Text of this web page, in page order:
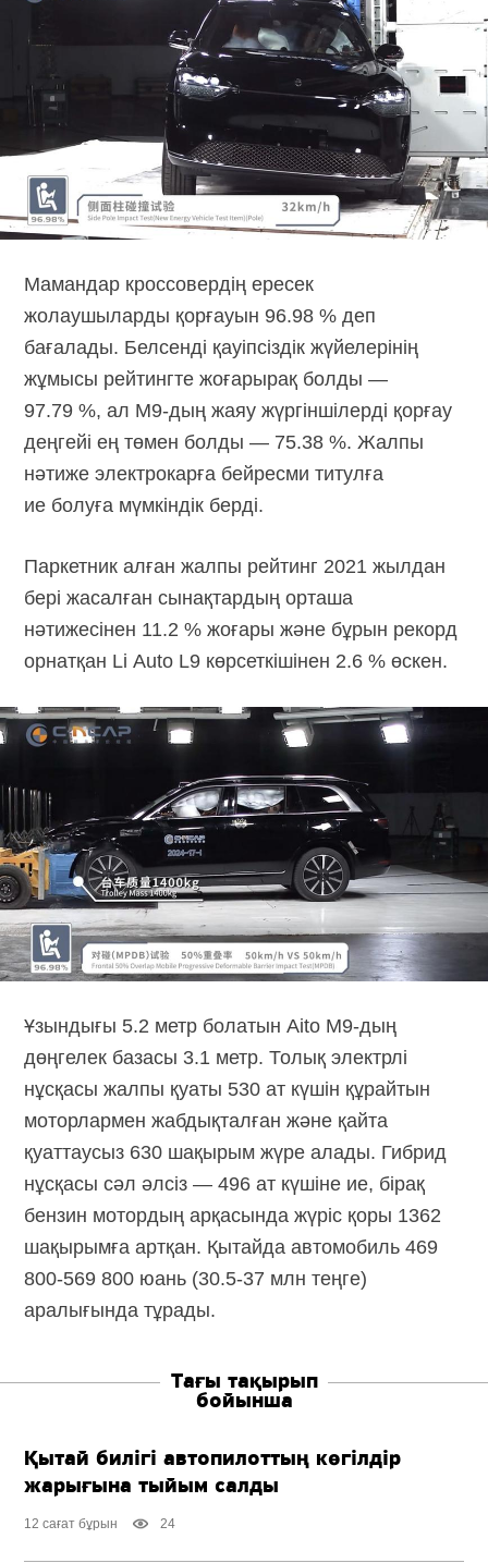
Мамандар кроссовердің ересек
жолаушыларды қорғауын 96.98 % деп
бағалады. Белсенді қауіпсіздік жүйелерінің
жұмысы рейтингте жоғарырақ болды —
97.79 %, ал M9-дың жаяу жүргіншілерді қорғау
деңгейі ең төмен болды — 75.38 %. Жалпы
нәтиже электрокарға бейресми титулға
ие болуға мүмкіндік берді.
Паркетник алған жалпы рейтинг 2021 жылдан
бері жасалған сынақтардың орташа
нәтижесінен 11.2 % жоғары және бұрын рекорд
орнатқан Li Auto L9 көрсеткішінен 2.6 % өскен.
Ұзындығы 5.2 метр болатын Aito M9-дың
дөңгелек базасы 3.1 метр. Толық электрлі
нұсқасы жалпы қуаты 530 ат күшін құрайтын
моторлармен жабдықталған және қайта
қуаттаусыз 630 шақырым жүре алады. Гибрид
нұсқасы сәл әлсіз — 496 ат күшіне ие, бірақ
бензин мотордың арқасында жүріс қоры 1362
шақырымға артқан. Қытайда автомобиль 469
800-569 800 юань (30.5-37 млн теңге)
аралығында тұрады.
Тағы тақырып
бойынша
Қытай билігі автопилоттың көгілдір
жарығына тыйым салды
12 сағат бұрын 24